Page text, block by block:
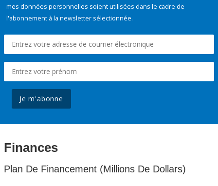
mes données personnelles soient utilisées dans le cadre de
l'abonnement à la newsletter sélectionnée.
Je m'abonne
Finances
Plan De Financement (Millions De Dollars)